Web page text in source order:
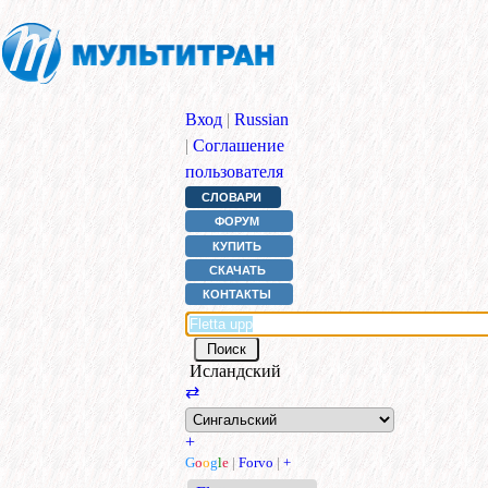
Вход | Russian
| Соглашение
пользователя
СЛОВАРИ
ФОРУМ
КУПИТЬ
СКАЧАТЬ
КОНТАКТЫ
Исландский
⇄
+
Google | Forvo | +